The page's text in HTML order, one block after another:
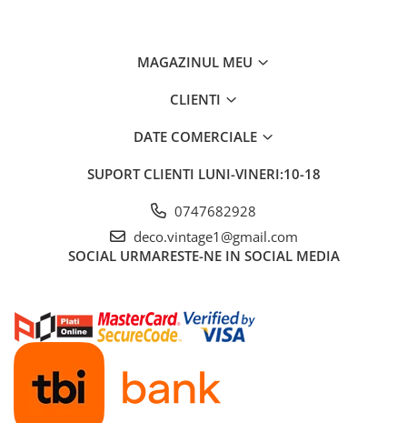
MAGAZINUL MEU
CLIENTI
DATE COMERCIALE
SUPORT CLIENTI LUNI-VINERI:10-18
0747682928
deco.vintage1@gmail.com
SOCIAL URMARESTE-NE IN SOCIAL MEDIA